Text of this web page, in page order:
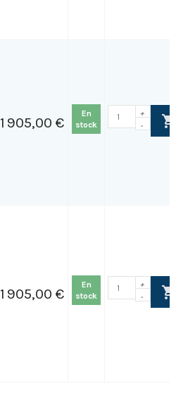
1 905,00 €
En
stock
+
-
1 905,00 €
En
stock
+
-